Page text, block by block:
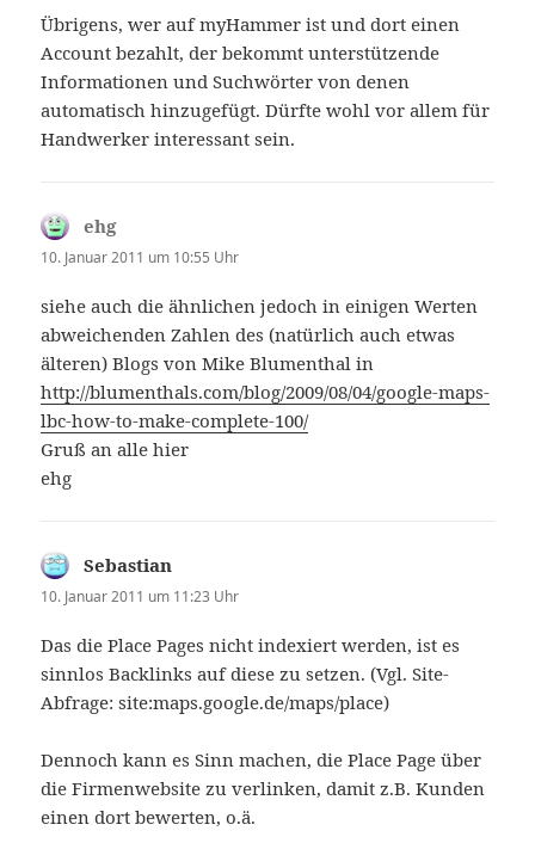
Übrigens, wer auf myHammer ist und dort einen
Account bezahlt, der bekommt unterstützende
Informationen und Suchwörter von denen
automatisch hinzugefügt. Dürfte wohl vor allem für
Handwerker interessant sein.
ehgsagt:
10. Januar 2011 um 10:55 Uhr
siehe auch die ähnlichen jedoch in einigen Werten
abweichenden Zahlen des (natürlich auch etwas
älteren) Blogs von Mike Blumenthal in
http://blumenthals.com/blog/2009/08/04/google-maps-
lbc-how-to-make-complete-100/
Gruß an alle hier
ehg
Sebastian
10. Januar 2011 um 11:23 Uhr
Das die Place Pages nicht indexiert werden, ist es
sinnlos Backlinks auf diese zu setzen. (Vgl. Site-
Abfrage: site:maps.google.de/maps/place)
Dennoch kann es Sinn machen, die Place Page über
die Firmenwebsite zu verlinken, damit z.B. Kunden
einen dort bewerten, o.ä.